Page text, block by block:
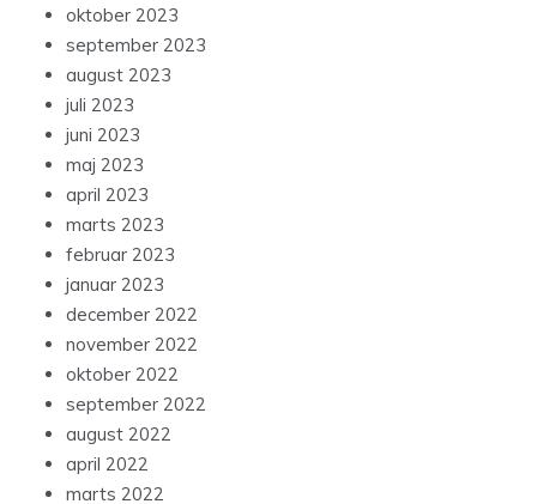
oktober 2023
september 2023
august 2023
juli 2023
juni 2023
maj 2023
april 2023
marts 2023
februar 2023
januar 2023
december 2022
november 2022
oktober 2022
september 2022
august 2022
april 2022
marts 2022